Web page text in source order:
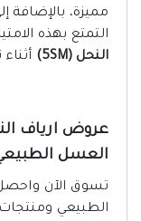
مميزة، بالإضافة
التمتع بهذه
النحل (5SM)
العسل
تسوق الآن
الطبيعي ومنتجات